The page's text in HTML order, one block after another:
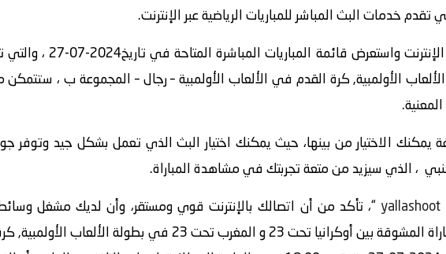
خدمات البث المباشر للمباريات الرياضية عبر الإنترنت.
” على الإنترنت واستعرض
تحت 23 في بطولة الألعاب الأولمبية, كرة القدم في الألعاب الأولمبية – رجال – المجموعة ب ،
الاختيار من بينها، حيث يمكنك اختيار البث الذي تعمل بشكل جيد وتوفر
، الذي سيزيد من متعة تجربتك في مشاهدة المباراة.
“، تأكد من أن اتصالك بالإنترنت قوي ومستقر، وأن لديك مشغل
المباشر، يمكنك الاستمتاع بمشاهدة المباراة المشوقة بين أوكرانيا تحت 23 و المغرب